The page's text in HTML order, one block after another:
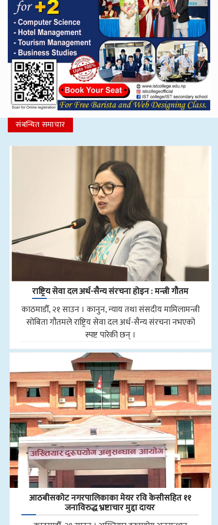
संबन्धित समाचार
राष्ट्रिय सेवा दल अर्ध-सैन्य संरचना होइन : मन्त्री गौतम
काठमाडौँ, २१ साउन । कानुन, न्याय तथा संसदीय मामिलामन्त्री
सोबिता गौतमले राष्ट्रिय सेवा दल अर्ध-सैन्य संरचना नभएको
स्पष्ट पारेकी छन् ।
आठबीसकोट नगरपालिकाका मेयर रवि केसीसहित ११
जनाविरुद्ध भ्रष्टाचार मुद्दा दायर